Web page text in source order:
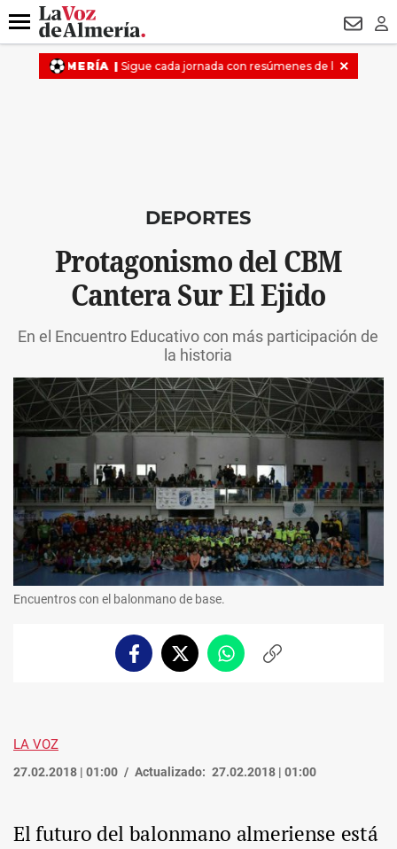
DESTACADO
Menú
DEPORTES
Protagonismo del CBM
Cantera Sur El Ejido
En el Encuentro Educativo con más participación de
la historia
Encuentros con el balonmano de base.
FacebookTwitterWhatsappCopiar
LA VOZ
27.02.2018 | 01:00 Actualizado: 27.02.2018 | 01:00
El futuro del balonmano almeriense está